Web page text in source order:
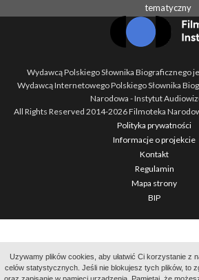
Uzywamy plików cookies, aby ułatwić Ci korzystanie z
celów statystycznych. Jeśli nie blokujesz tych plików, to
tematyczny
Wydawcą Polskiego Słownika Biograficznego
Wydawcą Internetowego Polskiego Słownika
Narodowa - Instytut
All Rights Reserved 2014-2026Filmoteka
Polityka prywatności
Informacje o projekcie
Kontakt
Regulamin
Mapa strony
BIP